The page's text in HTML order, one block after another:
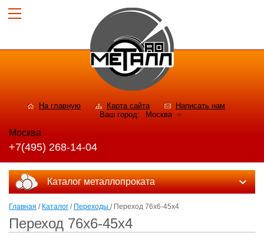
На главную Карта сайта
Написать нам
Ваш город:
Москва
Москва
+7(495) 268-14-04
Каталог металлопроката
Главная / Каталог / Переходы / Переход 76х6-45х4
Переход 76х6-45х4